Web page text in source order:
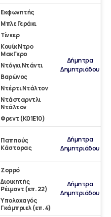
Εκφωνητής
Μπλε Γεράκι
Τίνκερ
Κουίκ Ντρο
ΜακΓκρο
Ντόγκι Ντάντι
Βαρώνος
Ντέρτι Ντάλτον
Ντάσταρντλι
Ντάλτον
Φρεντ (Κ01Ε10)
Δήμητρα
Δημητριάδου
Παππούς
Κάστορας
Δήμητρα
Δημητριάδου
Ζορρό
Διοικητής
Ρέιμοντ (επ. 22)
Υπολοχαγός
Γκάμπριελ (επ. 4)
Δήμητρα
Δημητριάδου